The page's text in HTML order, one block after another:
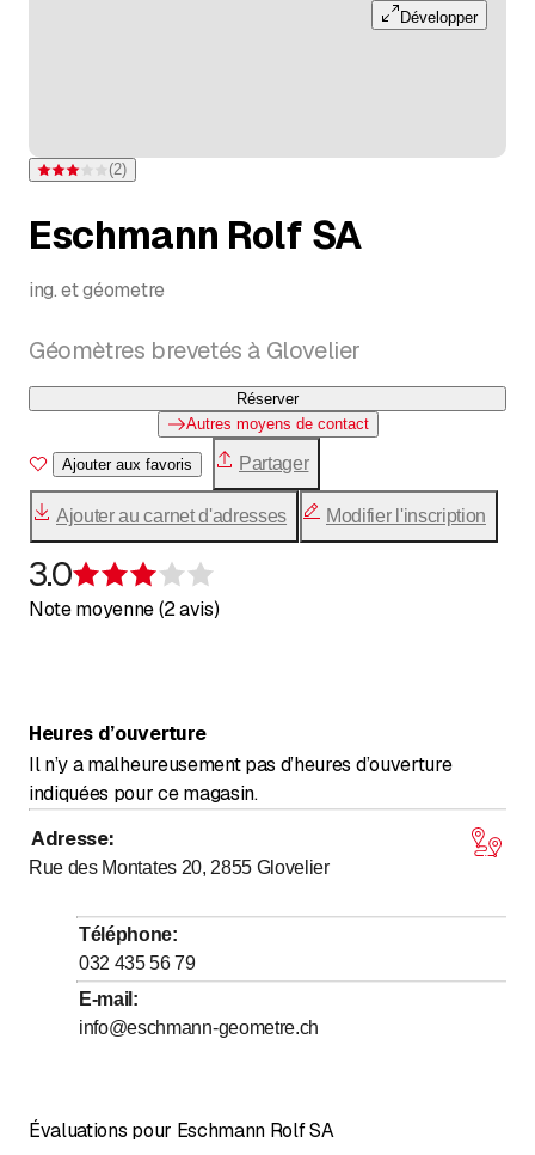
Développer
Note 3 sur 5 étoiles pour 2 évaluations
(2)
Eschmann Rolf SA
ing. et géometre
Géomètres brevetés à Glovelier
Réserver
Autres moyens de contact
Ajouter aux favoris Partager
Ajouter au carnet d'adresses Modifier l'inscription
3.0
Note moyenne (2 avis)
Heures d’ouverture
Il n’y a malheureusement pas d’heures d’ouverture
indiquées pour ce magasin.
Adresse:
Rue des Montates 20, 2855 Glovelier
Téléphone:
032 435 56 79
E-mail :
info@eschmann-geometre.ch
Évaluations pour Eschmann Rolf SA